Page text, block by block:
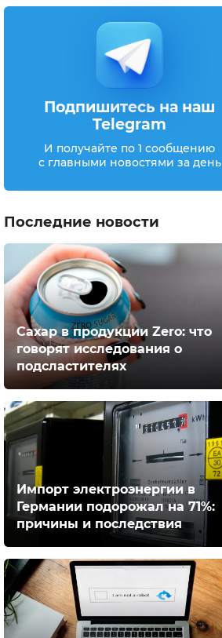
Подпишитесь на наш
Telegram
И получайте по 1 сообщению
с главными новостями за день
Последние новости
Сахар в продукции Zero: что
говорят исследования о
подсластителях
Импорт электроэнергии в
Германии подорожал на 71%:
причины и последствия